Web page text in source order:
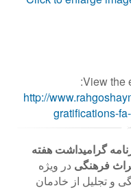
View the
http://
gratifications-
برنامه گرامیداشت هفته
فرهنگی در ویژه
و تجلیل از خادمان